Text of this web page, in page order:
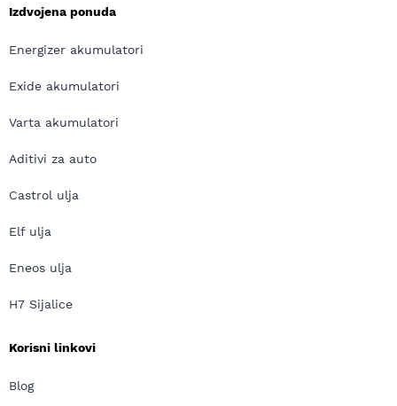
Izdvojena ponuda
Energizer akumulatori
Exide akumulatori
Varta akumulatori
Aditivi za auto
Castrol ulja
Elf ulja
Eneos ulja
H7 Sijalice
Korisni linkovi
Blog